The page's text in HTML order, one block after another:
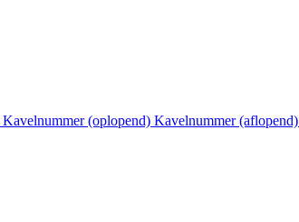
Kavelnummer (oplopend) Kavelnummer (aflopend)